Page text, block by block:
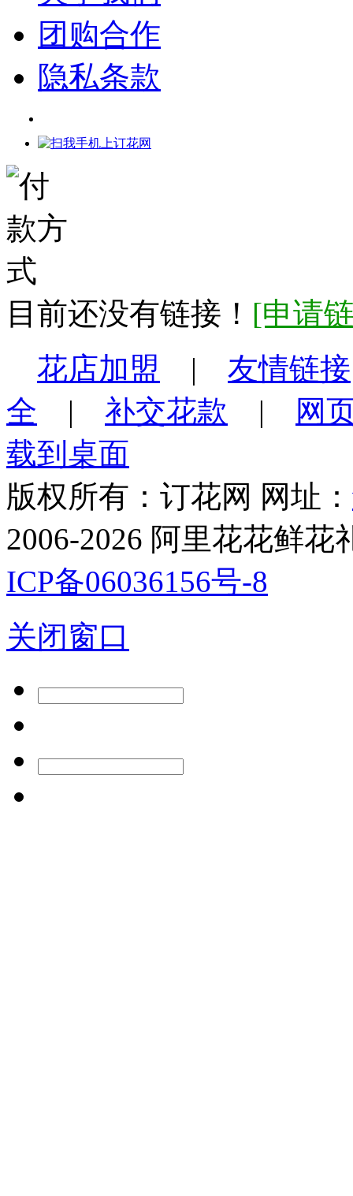
团购合作
隐私条款
目前还没有链接！ [申请
花店加盟 | 友情链接
全 | 补交花款 |
网
载到桌面
版权所有：订花网 网址：
2006-2026 阿里花花鲜花
ICP备06036156号-8
关闭窗口